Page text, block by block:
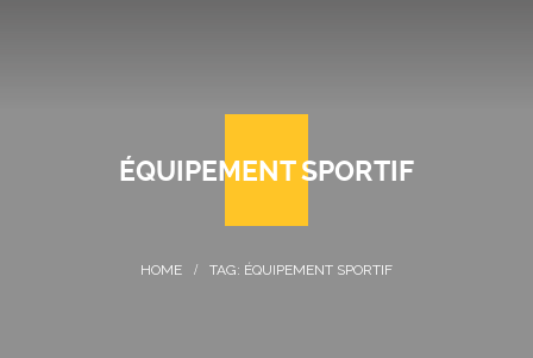
ÉQUIPEMENT SPORTIF
TAG: ÉQUIPEMENT SPORTIF